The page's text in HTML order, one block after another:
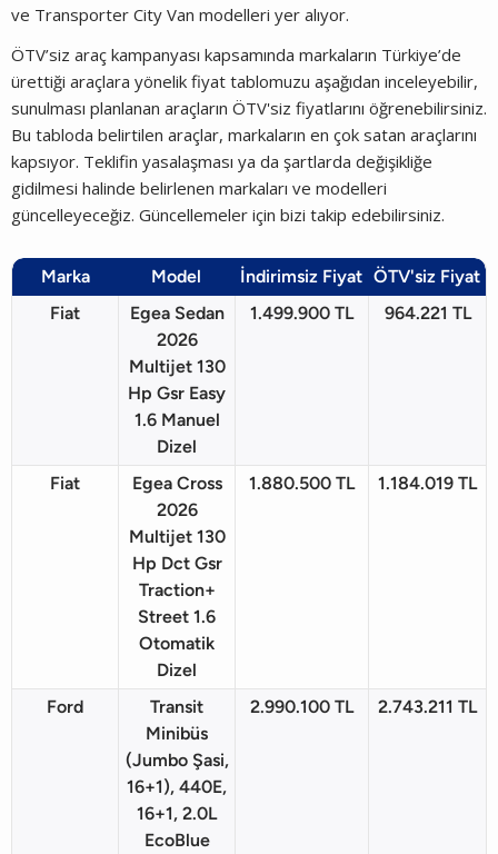
ve Transporter City Van modelleri yer alıyor.
ÖTV’siz araç kampanyası kapsamında markaların Türkiye’de
ürettiği araçlara yönelik fiyat tablomuzu aşağıdan inceleyebilir,
sunulması planlanan araçların ÖTV'siz fiyatlarını öğrenebilirsiniz.
Bu tabloda belirtilen araçlar, markaların en çok satan araçlarını
kapsıyor. Teklifin yasalaşması ya da şartlarda değişikliğe
gidilmesi halinde belirlenen markaları ve modelleri
güncelleyeceğiz. Güncellemeler için bizi takip edebilirsiniz.
Marka Model İndirimsiz Fiyat ÖTV'siz Fiyat
Fiat
Egea Sedan
2026
Multijet 130
Hp Gsr Easy
1.6 Manuel
Dizel
1.499.900 TL 964.221 TL
Fiat
Egea Cross
2026
Multijet 130
Hp Dct Gsr
Traction+
Street 1.6
Otomatik
Dizel
1.880.500 TL 1.184.019 TL
Ford
Transit
Minibüs
(Jumbo Şasi,
16+1), 440E,
16+1, 2.0L
EcoBlue
2.990.100 TL 2.743.211 TL